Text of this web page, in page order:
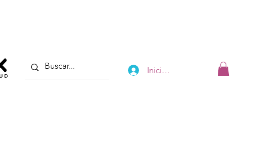
Iniciar sesión